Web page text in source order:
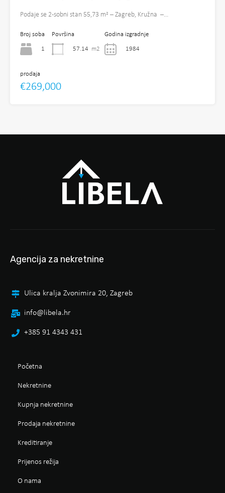
Podaje se 2-sobni stan 55,73 m² – Zagreb, Kružna –…
Broj soba
1
Površina
57.14 m2
Godina izgradnje
1984
prodaja
€269,000
Agencija za nekretnine
Ulica kralja Zvonimira 20, Zagreb
info@libela.hr
+385 91 4343 431
Početna
Nekretnine
Kupnja nekretnine
Prodaja nekretnine
Kreditiranje
Prijenos režija
O nama